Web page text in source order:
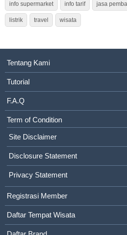
info supermarket info tarif jasa
listrik travel wisata
Tentang Kami
Tutorial
F.A.Q
Term of Condition
Site Disclaimer
Disclosure Statement
Privacy Statement
Registrasi Member
Daftar Tempat Wisata